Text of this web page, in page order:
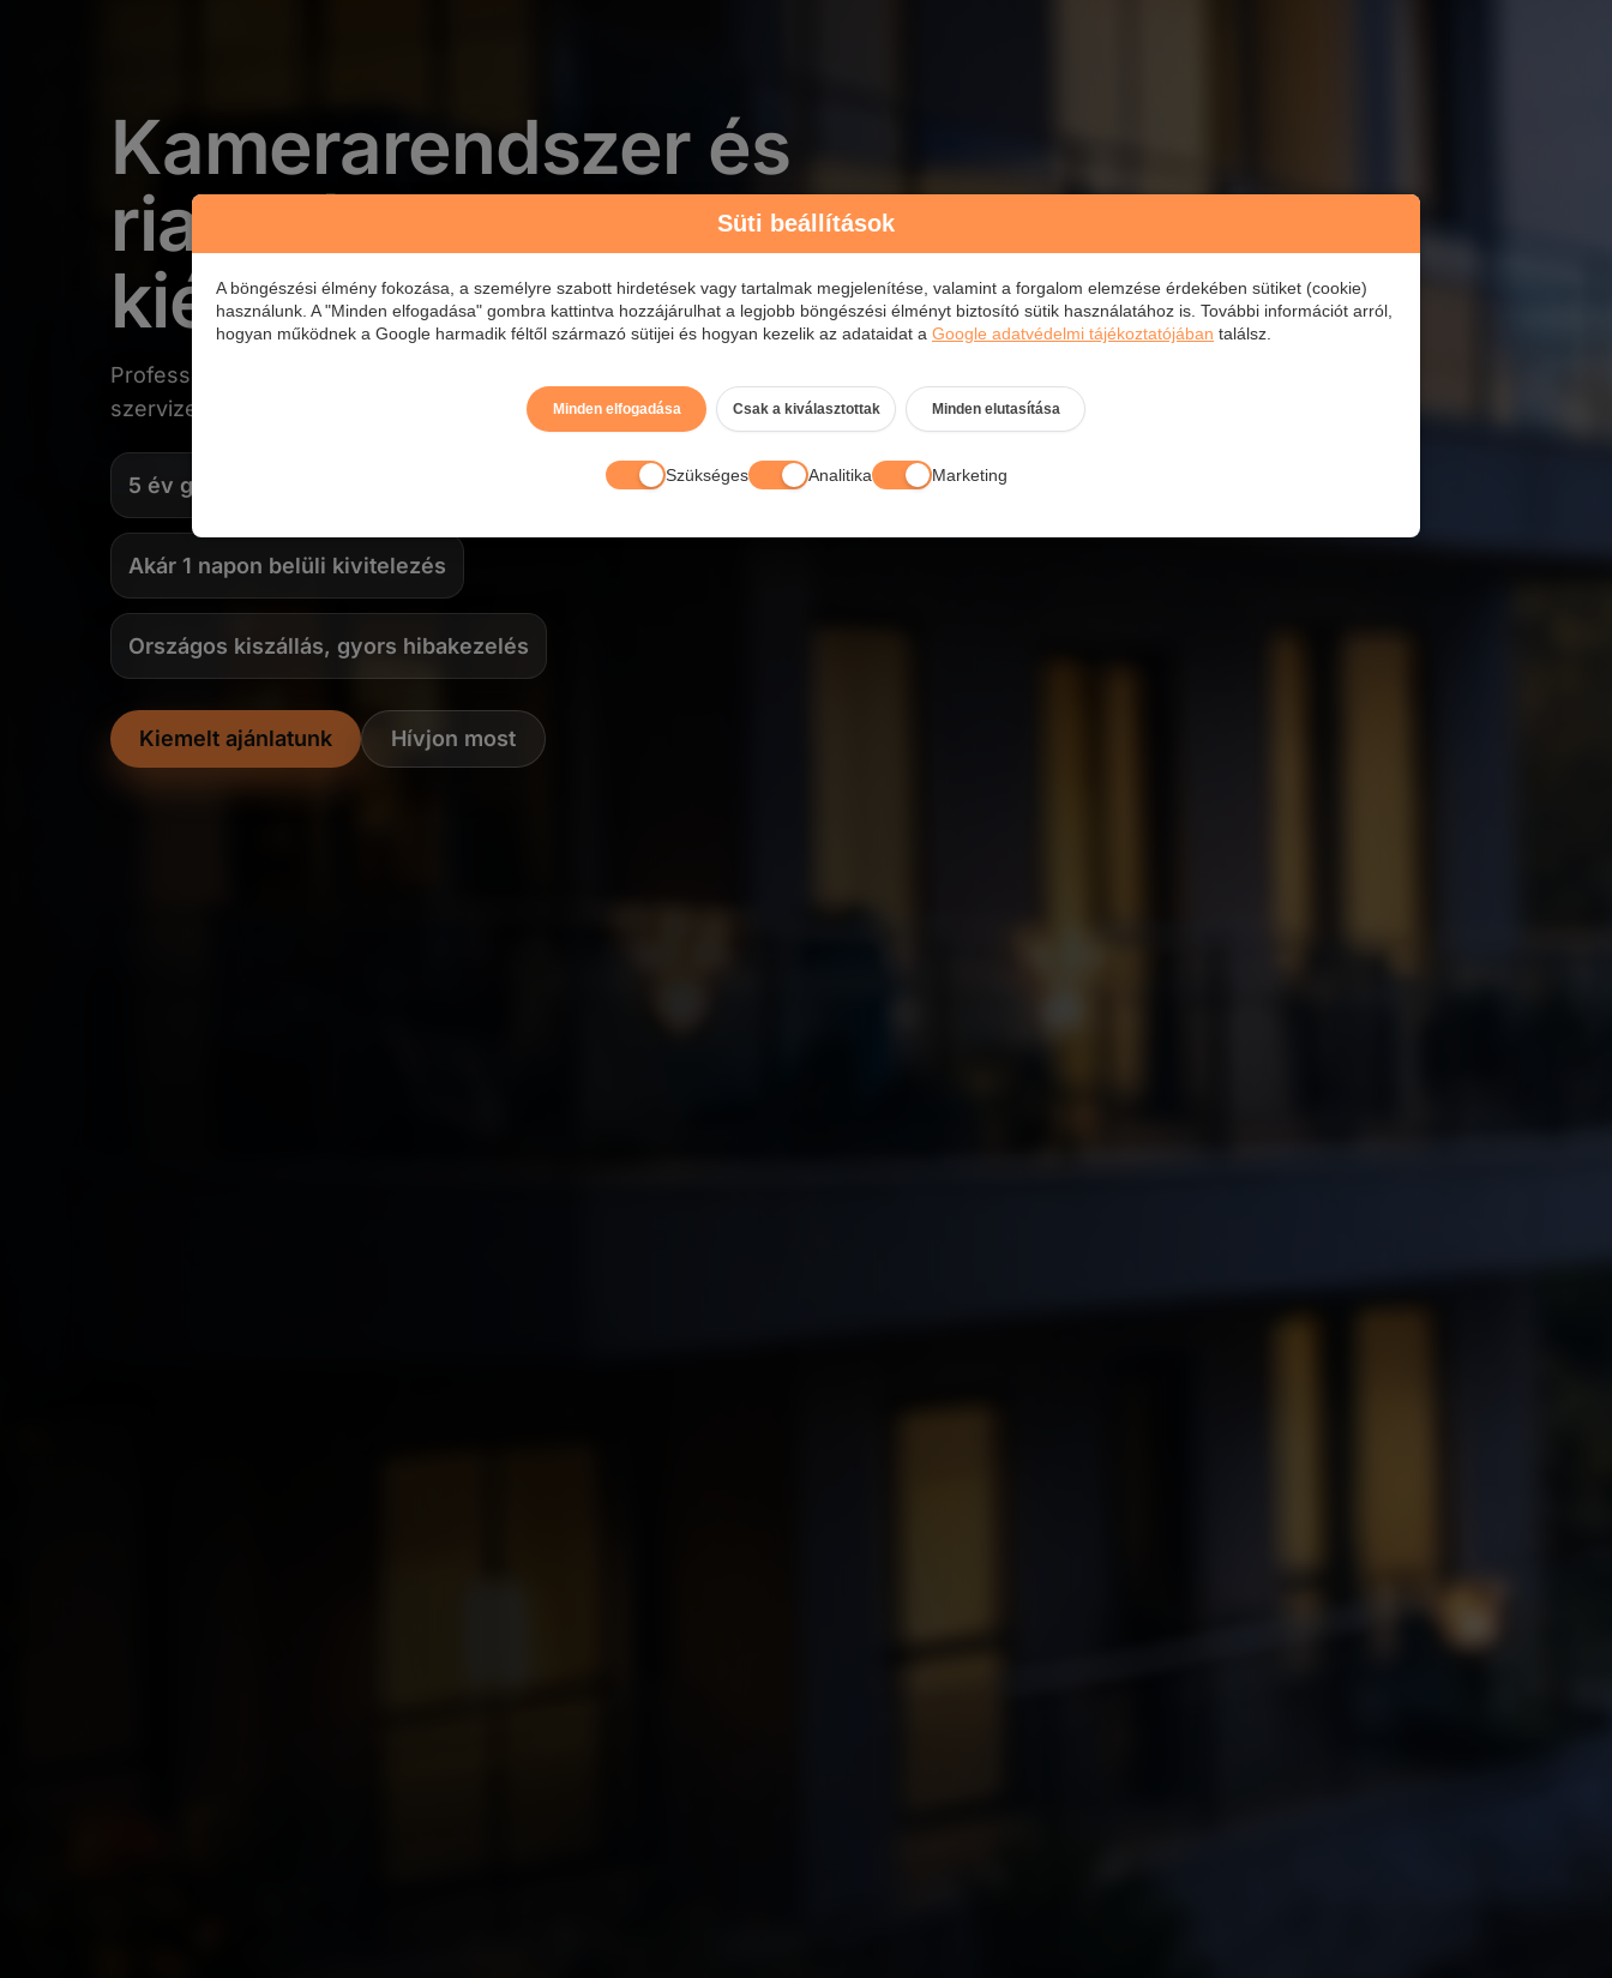
Kamerarendszer és
riasztórendszer
kiépítés
Professzionális kamerarendszer kiépítés és riasztórendszerek telepítése,
szervizelése az ország egész területén.
5 év garancia minden kiépített rendszerre
Akár 1 napon belüli kivitelezés
Országos kiszállás, gyors hibakezelés
Kiemelt ajánlatunk Hívjon most
Süti beállítások
A böngészési élmény fokozása, a személyre szabott hirdetések vagy tartalmak megjelenítése, valamint a forgalom elemzése érdekében sütiket (cookie)
használunk. A "Minden elfogadása" gombra kattintva hozzájárulhat a legjobb böngészési élményt biztosító sütik használatához is. További információt arról,
hogyan működnek a Google harmadik féltől származó sütijei és hogyan kezelik az adataidat a Google adatvédelmi tájékoztatójában találsz.
Minden elfogadása Csak a kiválasztottak Minden elutasítása
Szükséges Analitika Marketing